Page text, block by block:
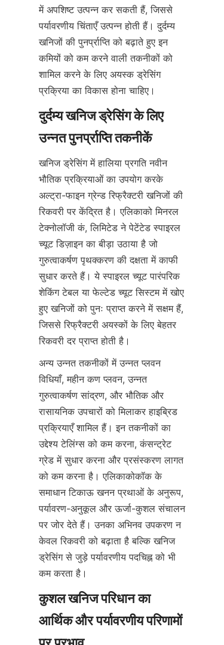
में अपशिष्ट उत्पन्न कर सकती हैं, जिससे
पर्यावरणीय चिंताएँ उत्पन्न होती हैं। दुर्दम्य
खनिजों की पुनर्प्राप्ति को बढ़ाते हुए इन
कमियों को कम करने वाली तकनीकों को
शामिल करने के लिए अयस्क ड्रेसिंग
दुर्दम्य खनिज ड्रेसिंग के लिए
खनिज ड्रेसिंग में हालिया प्रगति नवीन
भौतिक प्रक्रियाओं का उपयोग करके
अल्ट्रा-फाइन ग्रेन्ड रिफ्रैक्टरी खनिजों की
रिकवरी पर केंद्रित है। एलिकाको मिनरल
टेक्नोलॉजी कं, लिमिटेड ने पेटेंटेड स्पाइरल
च्यूट डिज़ाइन का बीड़ा उठाया है जो
गुरुत्वाकर्षण पृथक्करण की दक्षता में काफी
सुधार करते हैं। ये स्पाइरल च्यूट पारंपरिक
शेकिंग टेबल या फेल्टेड च्यूट सिस्टम में खोए
हुए खनिजों को पुनः प्राप्त करने में सक्षम हैं,
जिससे रिफ्रैक्टरी अयस्कों के लिए बेहतर
अन्य उन्नत तकनीकों में उन्नत प्लवन
विधियाँ, महीन कण प्लवन, उन्नत
गुरुत्वाकर्षण सांद्रण, और भौतिक और
रासायनिक उपचारों को मिलाकर हाइब्रिड
प्रक्रियाएँ शामिल हैं। इन तकनीकों का
उद्देश्य टेलिंग्स को कम करना, कंसन्ट्रेट
ग्रेड में सुधार करना और प्रसंस्करण लागत
को कम करना है। एलिकाकोकॉक के
समाधान टिकाऊ खनन प्रथाओं के अनुरूप,
पर्यावरण-अनुकूल और ऊर्जा-कुशल संचालन
पर जोर देते हैं। उनका अभिनव उपकरण न
केवल रिकवरी को बढ़ाता है बल्कि खनिज
ड्रेसिंग से जुड़े पर्यावरणीय पदचिह्न को भी
कम करता है।
कुशल खनिज परिधान का
आर्थिक और पर्यावरणीय परिणामों